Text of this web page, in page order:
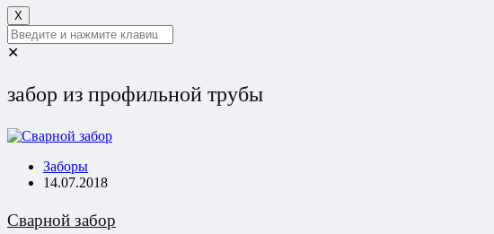
X
✕
забор из профильной трубы
Заборы
14.07.2018
Сварной забор